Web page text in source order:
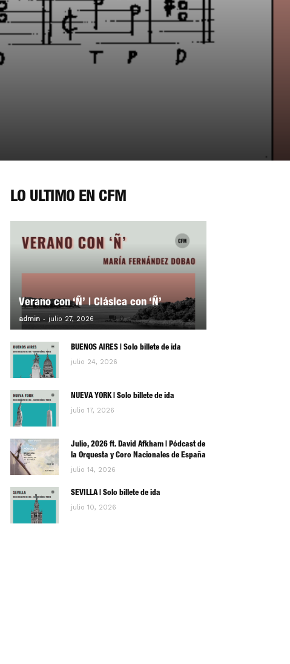
LO ÚLTIMO EN CFM
Verano con ‘Ñ’ | Clásica con ‘Ñ’
admin - julio 27, 2026 0
BUENOS AIRES | Solo billete de ida
julio 24, 2026
NUEVA YORK | Solo billete de ida
julio 17, 2026
Julio, 2026 ft. David Afkham | Pódcast de
la Orquesta y Coro Nacionales de España
julio 14, 2026
SEVILLA | Solo billete de ida
julio 10, 2026